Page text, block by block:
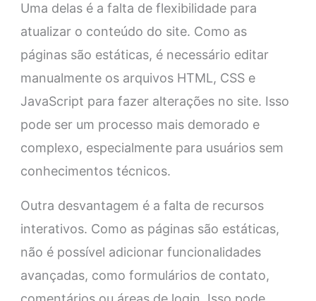
Uma delas é a falta de flexibilidade para
atualizar o conteúdo do site. Como as
páginas são estáticas, é necessário editar
manualmente os arquivos HTML, CSS e
JavaScript para fazer alterações no site. Isso
pode ser um processo mais demorado e
complexo, especialmente para usuários sem
conhecimentos técnicos.
Outra desvantagem é a falta de recursos
interativos. Como as páginas são estáticas,
não é possível adicionar funcionalidades
avançadas, como formulários de contato,